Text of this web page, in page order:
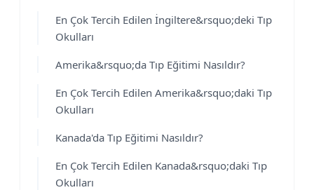
En Çok Tercih Edilen İngiltere&rsquo;deki Tıp
Okulları
Amerika&rsquo;da Tıp Eğitimi Nasıldır?
En Çok Tercih Edilen Amerika&rsquo;daki Tıp
Okulları
Kanada'da Tıp Eğitimi Nasıldır?
En Çok Tercih Edilen Kanada&rsquo;daki Tıp
Okulları